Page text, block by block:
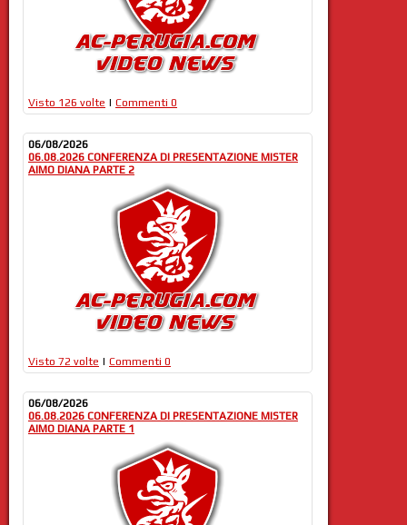
Visto 126 volte | Commenti 0
06/08/2026
06.08.2026 CONFERENZA DI PRESENTAZIONE MISTER
AIMO DIANA PARTE 2
Visto 72 volte | Commenti 0
06/08/2026
06.08.2026 CONFERENZA DI PRESENTAZIONE MISTER
AIMO DIANA PARTE 1